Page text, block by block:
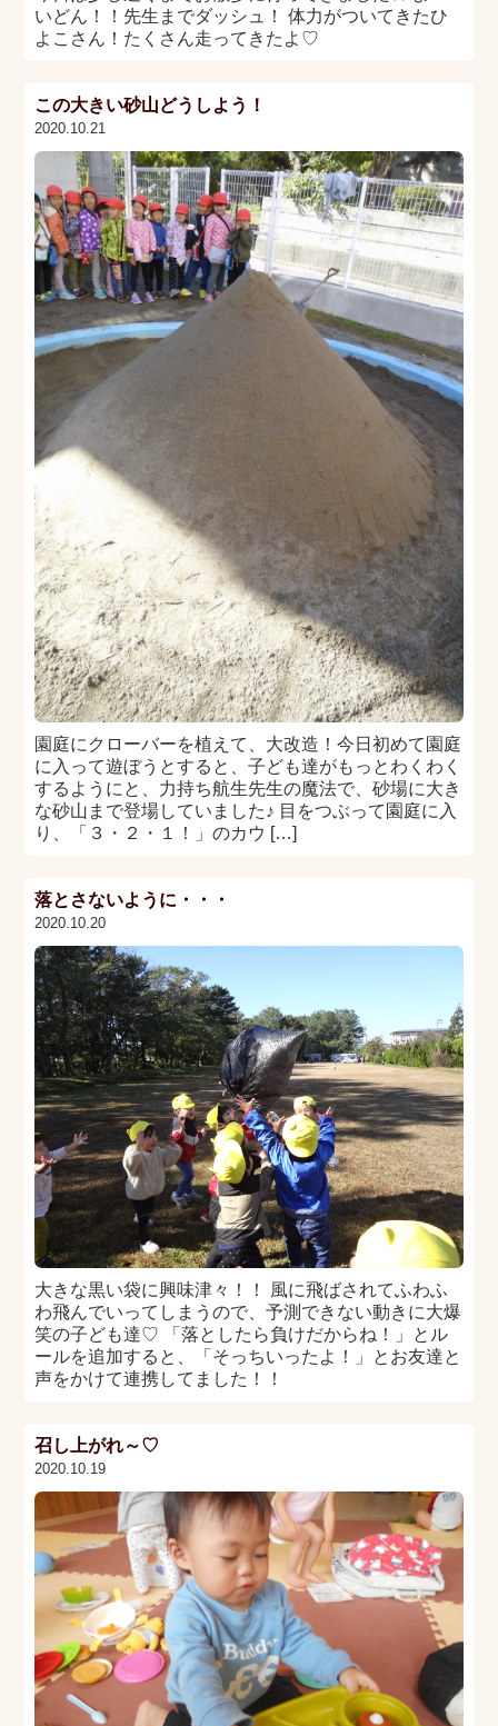
いどん！！先生までダッシュ！ 体力がついてきたひ
よこさん！たくさん走ってきたよ♡
この大きい砂山どうしよう！
2020.10.21
園庭にクローバーを植えて、大改造！今日初めて園庭
に入って遊ぼうとすると、子ども達がもっとわくわく
するようにと、力持ち航生先生の魔法で、砂場に大き
な砂山まで登場していました♪ 目をつぶって園庭に入
り、「３・２・１！」のカウ […]
落とさないように・・・
2020.10.20
大きな黒い袋に興味津々！！ 風に飛ばされてふわふ
わ飛んでいってしまうので、予測できない動きに大爆
笑の子ども達♡ 「落としたら負けだからね！」とル
ールを追加すると、「そっちいったよ！」とお友達と
声をかけて連携してました！！
召し上がれ～♡
2020.10.19